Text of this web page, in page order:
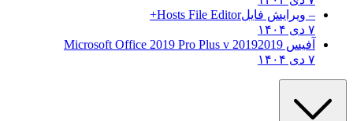
– ویرایش فایلHosts File Editor+
۷ دی ۱۴۰۴
آفیس 2019 2019 Microsoft Office 2019 Pro Plus v
۷ دی ۱۴۰۴